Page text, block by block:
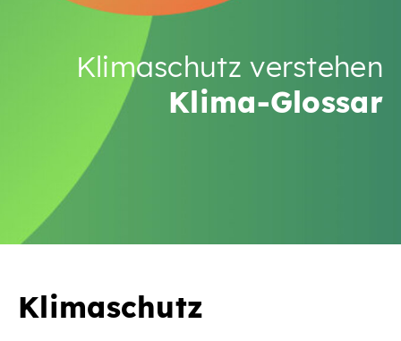
Klimaschutz verstehen
Klima-Glossar
Klimaschutz